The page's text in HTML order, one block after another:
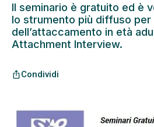
Il seminario è gratuito ed è
lo strumento più diffuso per
dell’attaccamento in età
Attachment Interview.
ios_shareCondividi